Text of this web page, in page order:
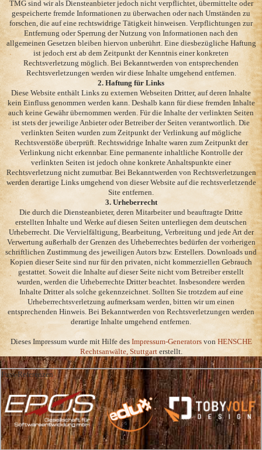
TMG sind wir als Diensteanbieter jedoch nicht verpflichtet, übermittelte oder
gespeicherte fremde Informationen zu überwachen oder nach Umständen zu
forschen, die auf eine rechtswidrige Tätigkeit hinweisen. Verpflichtungen zur
Entfernung oder Sperrung der Nutzung von Informationen nach den
allgemeinen Gesetzen bleiben hiervon unberührt. Eine diesbezügliche Haftung
ist jedoch erst ab dem Zeitpunkt der Kenntnis einer konkreten
Rechtsverletzung möglich. Bei Bekanntwerden von entsprechenden
Rechtsverletzungen werden wir diese Inhalte umgehend entfernen.
2. Haftung für Links
Diese Website enthält Links zu externen Webseiten Dritter, auf deren Inhalte
kein Einfluss genommen werden kann. Deshalb kann für diese fremden Inhalte
auch keine Gewähr übernommen werden. Für die Inhalte der verlinkten Seiten
ist stets der jeweilige Anbieter oder Betreiber der Seiten verantwortlich. Die
verlinkten Seiten wurden zum Zeitpunkt der Verlinkung auf mögliche
Rechtsverstöße überprüft. Rechtswidrige Inhalte waren zum Zeitpunkt der
Verlinkung nicht erkennbar. Eine permanente inhaltliche Kontrolle der
verlinkten Seiten ist jedoch ohne konkrete Anhaltspunkte einer
Rechtsverletzung nicht zumutbar. Bei Bekanntwerden von Rechtsverletzungen
werden derartige Links umgehend von dieser Website auf die rechtsverletzende
Site entfernen.
3. Urheberrecht
Die durch die Diensteanbieter, deren Mitarbeiter und beauftragte Dritte
erstellten Inhalte und Werke auf diesen Seiten unterliegen dem deutschen
Urheberrecht. Die Vervielfältigung, Bearbeitung, Verbreitung und jede Art der
Verwertung außerhalb der Grenzen des Urheberrechtes bedürfen der vorherigen
schriftlichen Zustimmung des jeweiligen Autors bzw. Erstellers. Downloads und
Kopien dieser Seite sind nur für den privaten, nicht kommerziellen Gebrauch
gestattet. Soweit die Inhalte auf dieser Seite nicht vom Betreiber erstellt
wurden, werden die Urheberrechte Dritter beachtet. Insbesondere werden
Inhalte Dritter als solche gekennzeichnet. Sollten Sie trotzdem auf eine
Urheberrechtsverletzung aufmerksam werden, bitten wir um einen
entsprechenden Hinweis. Bei Bekanntwerden von Rechtsverletzungen werden
derartige Inhalte umgehend entfernen.
Dieses Impressum wurde mit Hilfe des Impressum-Generatorsvon HENSCHE
Rechtsanwälte, Stuttgarterstellt.
Fuss-Referenzen